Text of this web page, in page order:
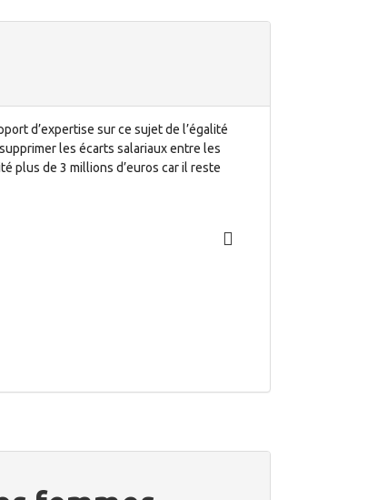
d’expertise sur ce sujet de l’égalité
les écarts salariaux entre les
plus de 3 millions d’euros car il reste